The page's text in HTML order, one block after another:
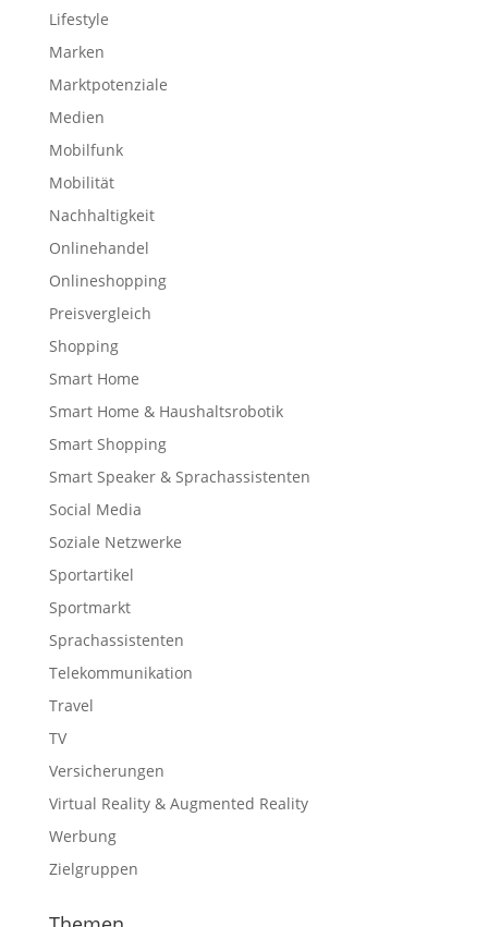
Lifestyle
Marken
Marktpotenziale
Medien
Mobilfunk
Mobilität
Nachhaltigkeit
Onlinehandel
Onlineshopping
Preisvergleich
Shopping
Smart Home
Smart Home & Haushaltsrobotik
Smart Shopping
Smart Speaker & Sprachassistenten
Social Media
Soziale Netzwerke
Sportartikel
Sportmarkt
Sprachassistenten
Telekommunikation
Travel
TV
Versicherungen
Virtual Reality & Augmented Reality
Werbung
Zielgruppen